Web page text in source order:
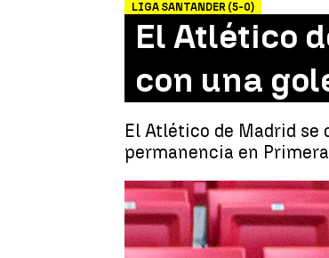
LIGA SANTANDER (5-0)
El Atlético
con una
El Atlético de Madrid se
permanencia en